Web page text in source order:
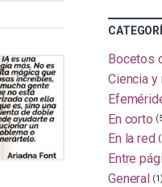
Bocetos
Ciencia y
En corto
En la red
Entre
General (1)